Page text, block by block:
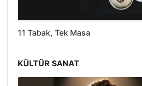
11 Tabak, Tek Masa
KÜLTÜR SANAT